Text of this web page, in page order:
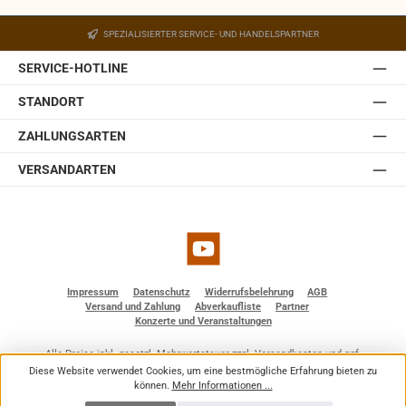
Der Halter ist mit einem Kugelgelenk ausgestattet,
welches in der Wandplatte des Halters eingebaut ist.
Somit lässt sich die JBL Control 1 Pro auch ohne optionale
Zubehörteile einfach und schnell installieren. Sie ist
SPEZIALISIERTER SERVICE- UND HANDELSPARTNER
SERVICE-HOTLINE
STANDORT
ZAHLUNGSARTEN
VERSANDARTEN
YouTube
Impressum Datenschutz Widerrufsbelehrung
AGB
Versand und Zahlung
Abverkaufliste
Partner
Konzerte und Veranstaltungen
Alle Preise inkl. gesetzl. Mehrwertsteuer zzgl.Versandkostenund ggf.
Nachnahmegebühren, wenn nicht anders angegeben.
© 2026 BF - Dienstleistungen - Alle Rechte vorbehalten. Theme by
Diese Website verwendet Cookies, um eine bestmögliche Erfahrung bieten zu
können. Mehr Informationen ...